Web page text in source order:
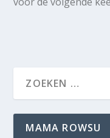
MAMA ROWSU